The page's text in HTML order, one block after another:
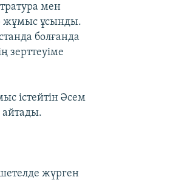
мен
жұмыс ұсынды.
болғанда
зерттеуіме
істейтін Әсем
айтады.
жүрген